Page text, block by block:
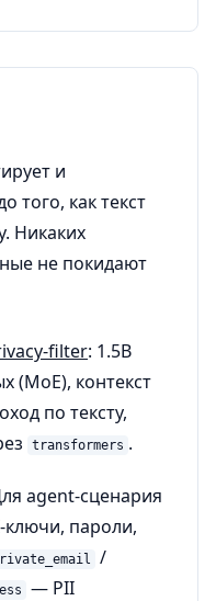
и
того, как текст
Никаких
не покидают
filter: 1.5B
(MoE), контекст
по тексту,
transformers .
agent-сценария
ключи, пароли,
/
— PII